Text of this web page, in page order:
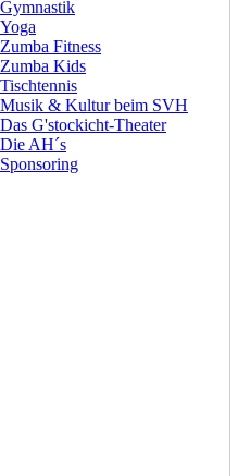
Gymnastik
Yoga
Zumba Fitness
Zumba Kids
Tischtennis
Musik & Kultur beim SVH
Das G'stockicht-Theater
Die AH´s
Sponsoring